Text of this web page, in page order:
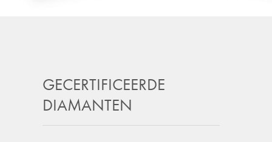
GECERTIFICEERDE
DIAMANTEN